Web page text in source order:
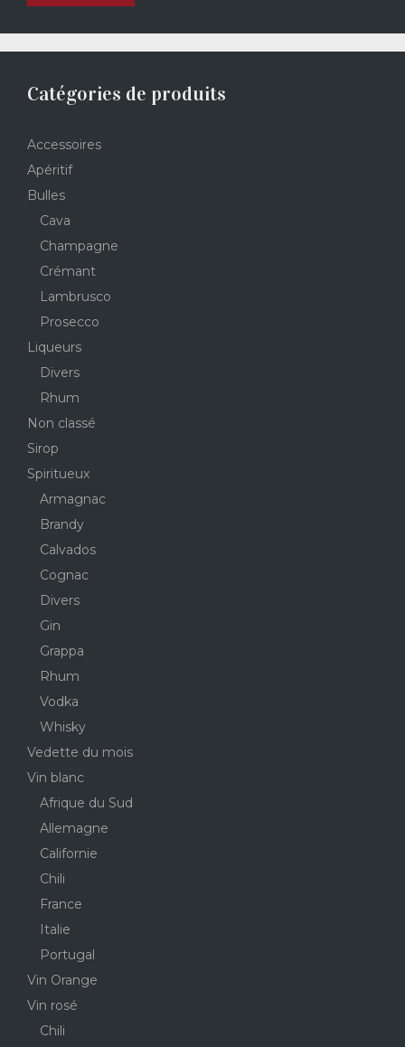
Catégories de produits
Accessoires
Apéritif
Bulles
Cava
Champagne
Crémant
Lambrusco
Prosecco
Liqueurs
Divers
Rhum
Non classé
Sirop
Spiritueux
Armagnac
Brandy
Calvados
Cognac
Divers
Gin
Grappa
Rhum
Vodka
Whisky
Vedette du mois
Vin blanc
Afrique du Sud
Allemagne
Californie
Chili
France
Italie
Portugal
Vin Orange
Vin rosé
Chili